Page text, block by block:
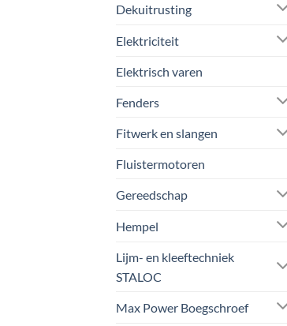
Dekuitrusting
Elektriciteit
Elektrisch varen
Fenders
Fitwerk en slangen
Fluistermotoren
Gereedschap
Hempel
Lijm- en kleeftechniek
STALOC
Max Power Boegschroef